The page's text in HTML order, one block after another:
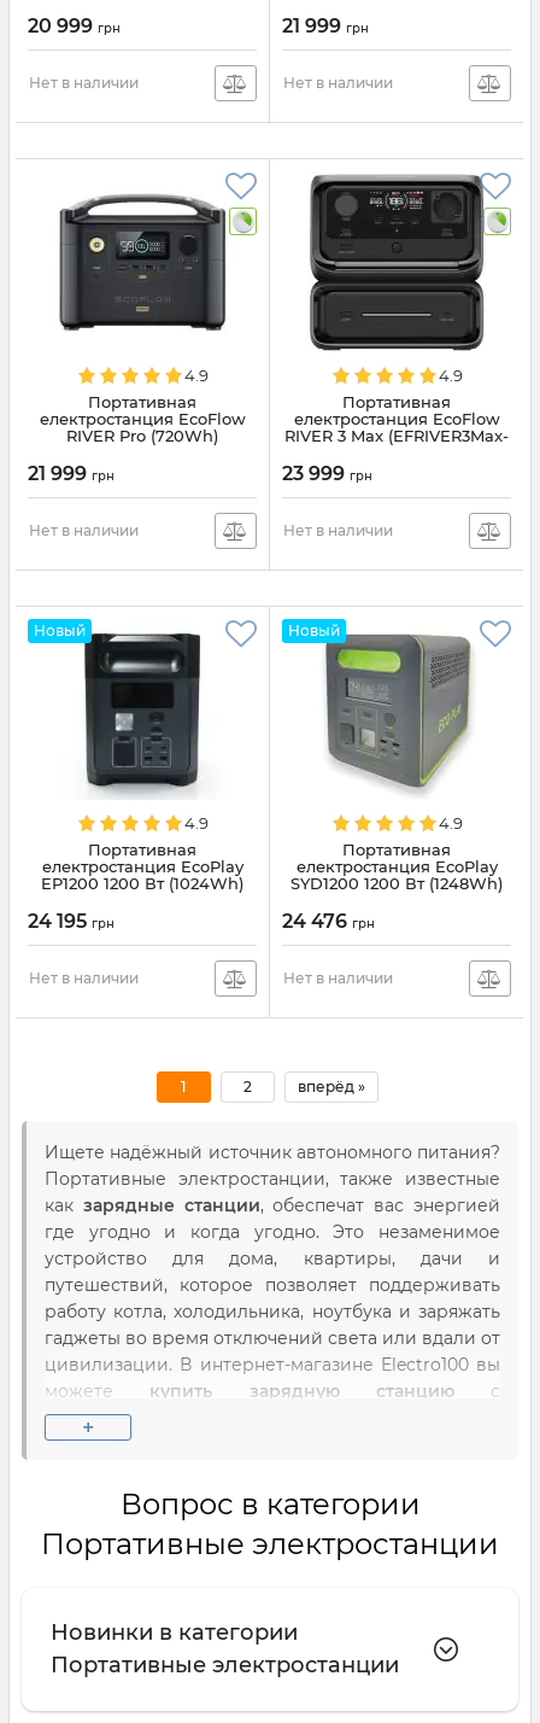
20 999 грн
Нет в наличии
21 999 грн
Нет в наличии
4.9
Портативная
електростанция EcoFlow
RIVER Pro (720Wh)
21 999 грн
Нет в наличии
4.9
Портативная
електростанция EcoFlow
RIVER 3 Max (EFRIVER3Max-
23 999 грн
Нет в наличии
Новый
4.9
Портативная
електростанция EcoPlay
EP1200 1200 Вт (1024Wh)
24 195 грн
Нет в наличии
Новый
4.9
Портативная
електростанция EcoPlay
SYD1200 1200 Вт (1248Wh)
24 476 грн
Нет в наличии
1 2 вперёд »
Ищете надёжный источник автономного питания?
Портативные электростанции, также известные
как зарядные станции, обеспечат вас энергией
где угодно и когда угодно. Это незаменимое
устройство для дома, квартиры, дачи и
путешествий, которое позволяет поддерживать
работу котла, холодильника, ноутбука и заряжать
гаджеты во время отключений света или вдали от
цивилизации. В интернет-магазине Electro100 вы
можете купить зарядную станциюс
официальной гарантией и быстрой доставкой по
всей Украине.
Что такое портативная зарядная
станция и для чего она нужна?
Портативная зарядная станция
— это, по сути,
стандартными розетками 220В. В отличие от
бензиновых или дизельных генераторов, она
+
Вопрос в категории
Портативные электростанции
Новинки в категории
Портативные электростанции